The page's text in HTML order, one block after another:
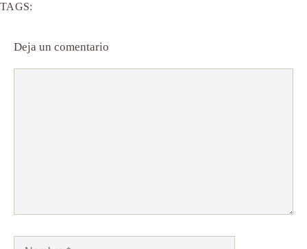
TAGS:
Deja un comentario